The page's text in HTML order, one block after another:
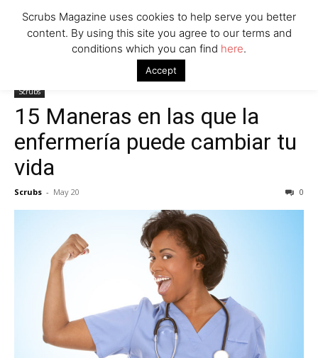
15 Maneras en las que la enfermería puede cambiar
Scrubs
15 Maneras en las que la
enfermería puede cambiar tu
vida
Scrubs - May 20 0
Scrubs Magazine uses cookies to help serve you better
content. By using this site you agree to our terms and
conditions which you can find here.
Accept